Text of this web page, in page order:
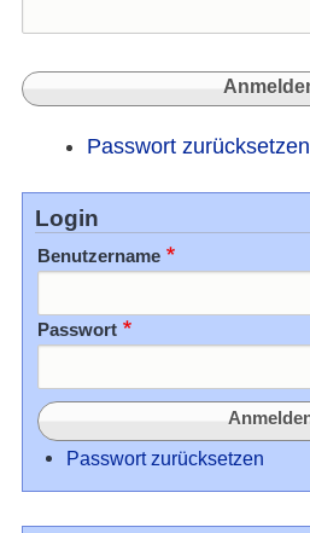
Passwort zurücksetzen
Login
Benutzername
Passwort
Passwort zurücksetzen